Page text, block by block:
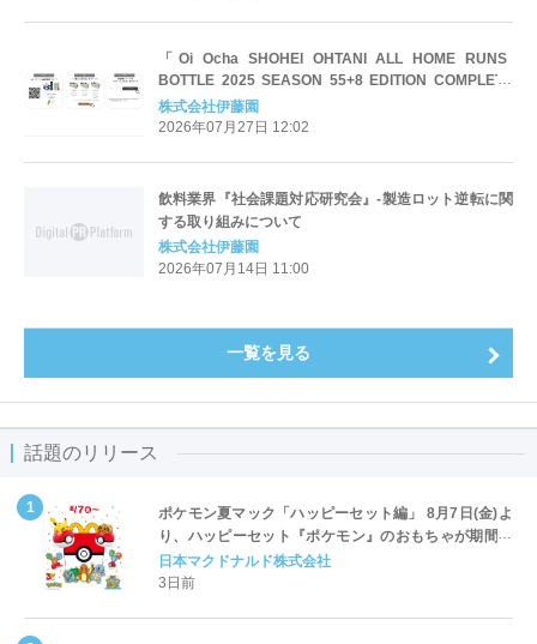
「Oi Ocha SHOHEI OHTANI ALL HOME RUNS
BOTTLE 2025 SEASON 55+8 EDITION COMPLETE
BOX」を、7月29日（水）より予約販売開始
株式会社伊藤園
2026年07月27日 12:02
飲料業界『社会課題対応研究会』-製造ロット逆転に関
する取り組みについて
株式会社伊藤園
2026年07月14日 11:00
一覧を見る
話題のリリース
ポケモン夏マック「ハッピーセット編」 8月7日(金)よ
り、ハッピーセット『ポケモン』のおもちゃが期間限
定登場
日本マクドナルド株式会社
3日前